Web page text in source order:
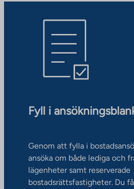
Fyll i
Genom att fylla i
ansöka om både lediga och
lägenheter samt reserverade
bostadsrättsfastigheter. Du